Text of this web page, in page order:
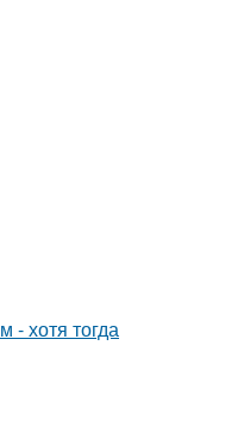
- хотя тогда